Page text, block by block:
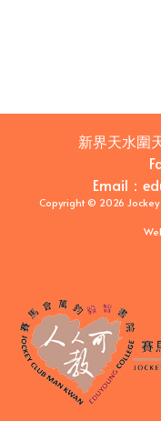
新界天水圍
Email ：
Copyright © 2026 Jockey